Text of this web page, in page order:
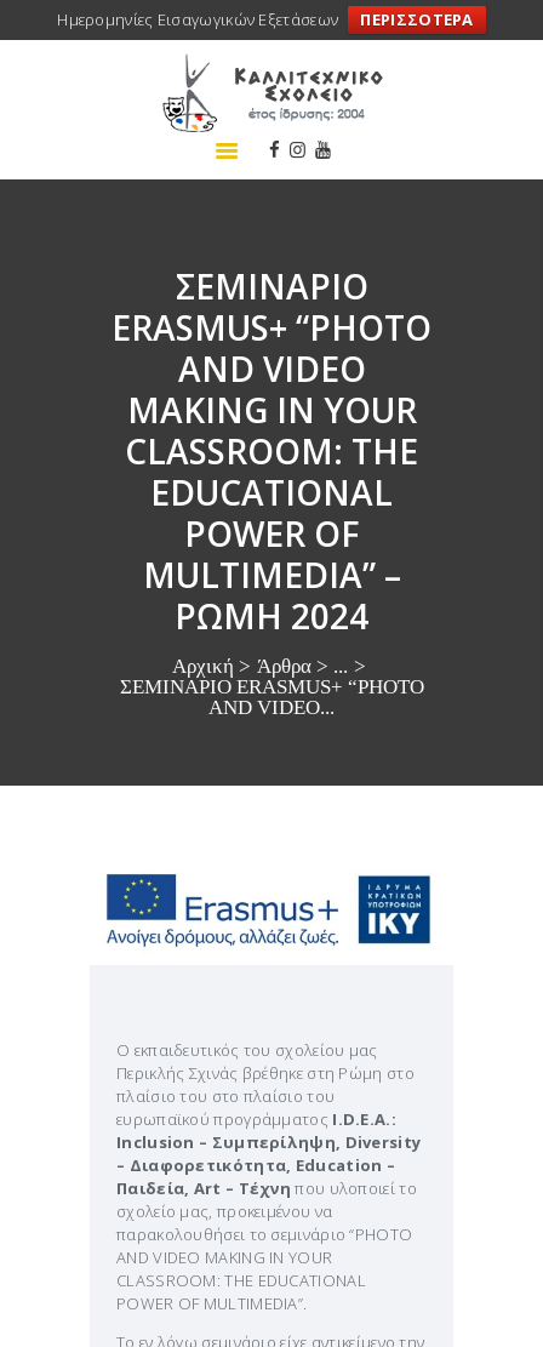
Ημερομηνίες Εισαγωγικών Εξετάσεων ΠΕΡΙΣΣΟΤΕΡΑ
ΣΕΜΙΝΑΡΙΟ
ERASMUS+ “PHOTO
AND VIDEO
MAKING IN YOUR
CLASSROOM: THE
EDUCATIONAL
POWER OF
MULTIMEDIA” –
ΡΩΜΗ 2024
Αρχική Άρθρα
...
ΣΕΜΙΝΑΡΙΟ ERASMUS+ “PHOTO
AND VIDEO...
ΑΡΧΙΚΗ
ΠΡΟΓΡΑΜΜΑΤΑ
ΔΡΑΣΕΙΣ
ΜΕΤΑΚΙΝΗΣΕΙΣ
ΕΠΙΚΟΙΝΩΝΙΑ
Ο εκπαιδευτικός του σχολείου μας
Περικλής Σχινάς βρέθηκε στη Ρώμη στο
πλαίσιο του στο πλαίσιο του
ευρωπαϊκού προγράμματος Ι.D.E.A.:
Inclusion – Συμπερίληψη, Diversity
– Διαφορετικότητα, Education –
Παιδεία, Art – Τέχνη που υλοποιεί το
σχολείο μας, προκειμένου να
παρακολουθήσει το σεμινάριο “PHOTO
AND VIDEO MAKING IN YOUR
CLASSROOM: THE EDUCATIONAL
POWER OF MULTIMEDIA”.
Το εν λόγω σεμινάριο είχε αντικείμενο την